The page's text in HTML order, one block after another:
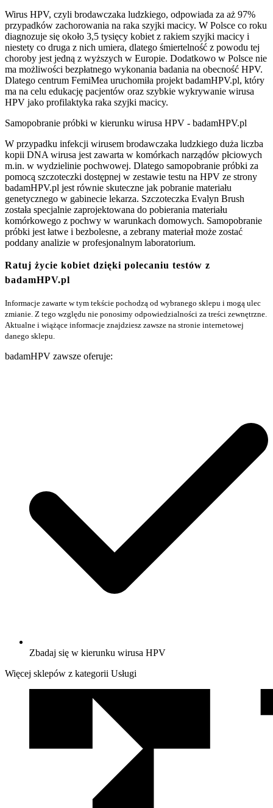
Wirus HPV, czyli brodawczaka ludzkiego, odpowiada za aż 97%
przypadków zachorowania na raka szyjki macicy. W Polsce co roku
diagnozuje się około 3,5 tysięcy kobiet z rakiem szyjki macicy i
niestety co druga z nich umiera, dlatego śmiertelność z powodu tej
choroby jest jedną z wyższych w Europie. Dodatkowo w Polsce nie
ma możliwości bezpłatnego wykonania badania na obecność HPV.
Dlatego centrum FemiMea uruchomiła projekt badamHPV.pl, który
ma na celu edukację pacjentów oraz szybkie wykrywanie wirusa
HPV jako profilaktyka raka szyjki macicy.
Samopobranie próbki w kierunku wirusa HPV - badamHPV.pl
W przypadku infekcji wirusem brodawczaka ludzkiego duża liczba
kopii DNA wirusa jest zawarta w komórkach narządów płciowych
m.in. w wydzielinie pochwowej. Dlatego samopobranie próbki za
pomocą szczoteczki dostępnej w zestawie testu na HPV ze strony
badamHPV.pl jest równie skuteczne jak pobranie materiału
genetycznego w gabinecie lekarza. Szczoteczka Evalyn Brush
została specjalnie zaprojektowana do pobierania materiału
komórkowego z pochwy w warunkach domowych. Samopobranie
próbki jest łatwe i bezbolesne, a zebrany materiał może zostać
poddany analizie w profesjonalnym laboratorium.
Ratuj życie kobiet dzięki polecaniu testów z
badamHPV.pl
Informacje zawarte w tym tekście pochodzą od wybranego sklepu i mogą ulec
zmianie. Z tego względu nie ponosimy odpowiedzialności za treści zewnętrzne.
Aktualne i wiążące informacje znajdziesz zawsze na stronie internetowej
danego sklepu.
badamHPV zawsze oferuje:
Zbadaj się w kierunku wirusa HPV
Więcej sklepów z kategorii Usługi